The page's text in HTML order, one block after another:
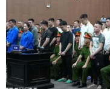
Thu
Ngày 27/5, ông Vũ
trưởng Chi cục Hải
Hải quan tỉnh